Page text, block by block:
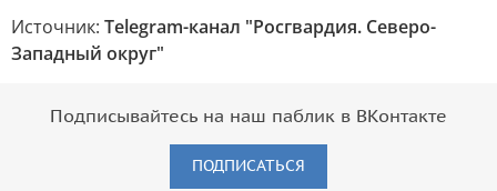
Источник: Telegram-канал "Росгвардия. Северо-
Западный округ"
Подписывайтесь на наш паблик в ВКонтакте
ПОДПИСАТЬСЯ